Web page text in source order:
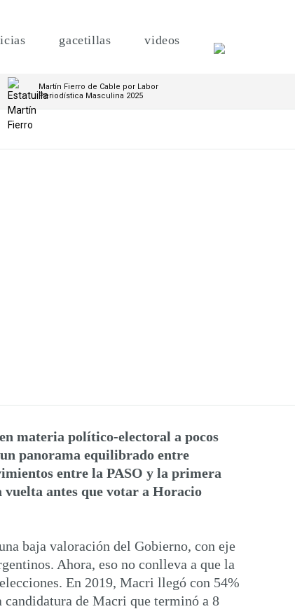
gacetillas videos
Martín Fierro de Cable por Labor
Periodística Masculina 2025
materia político-electoral a pocos
un panorama equilibrado entre
entre la PASO y la primera
antes que votar a Horacio
baja valoración del Gobierno, con eje
Ahora, eso no conlleva a que la
En 2019, Macri llegó con 54%
de Macri que terminó a 8